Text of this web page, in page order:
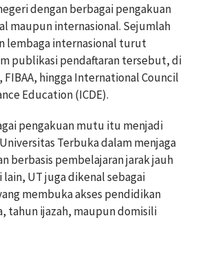
dengan berbagai pengakuan
maupun internasional. Sejumlah
lembaga internasional turut
publikasi pendaftaran tersebut, di
FIBAA, hingga International Council
Education (ICDE).
pengakuan mutu itu menjadi
Terbuka dalam menjaga
berbasis pembelajaran jarak jauh
lain, UT juga dikenal sebagai
membuka akses pendidikan
tahun ijazah, maupun domisili